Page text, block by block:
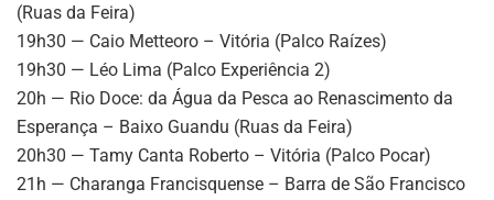
(Ruas da Feira)
19h30 — Caio Metteoro – Vitória (Palco Raízes)
19h30 — Léo Lima (Palco Experiência 2)
20h — Rio Doce: da Água da Pesca ao Renascimento da
Esperança – Baixo Guandu (Ruas da Feira)
20h30 — Tamy Canta Roberto – Vitória (Palco Pocar)
21h — Charanga Francisquense – Barra de São Francisco